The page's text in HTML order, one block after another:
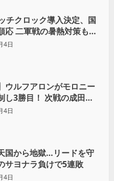
チクロック導入決定、国
応 二軍戦の暑熱対策も柔
4日
ウルフアロンがモロニー
し3勝目！ 次戦の成田蓮
イツの王道を俺の王道で
4日
国から地獄…リードを守
サヨナラ負けで5連敗
4日